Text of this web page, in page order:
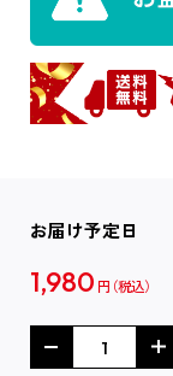
お届け予定日
1,980 円